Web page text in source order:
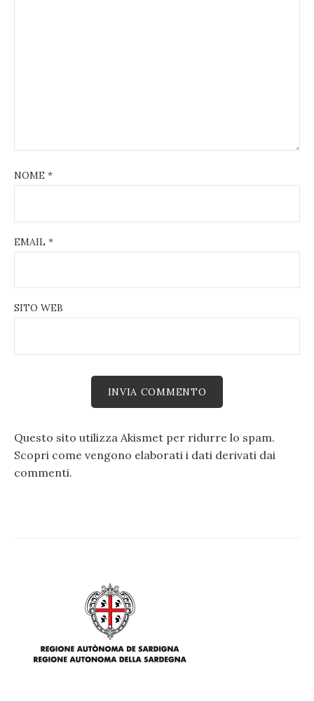
NOME *
EMAIL *
SITO WEB
Questo sito utilizza Akismet per ridurre lo spam.
Scopri come vengono elaborati i dati derivati dai
commenti.